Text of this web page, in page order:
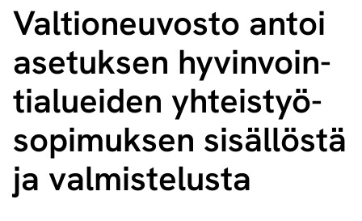
Valtioneuvosto antoi
asetuksen hy­vin­voin­
tia­luei­den yh­teis­työ­
so­pi­muk­sen sisällöstä
ja valmistelusta